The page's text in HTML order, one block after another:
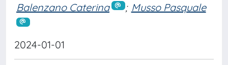
Balenzano Caterina ; Musso Pasquale
2024-01-01